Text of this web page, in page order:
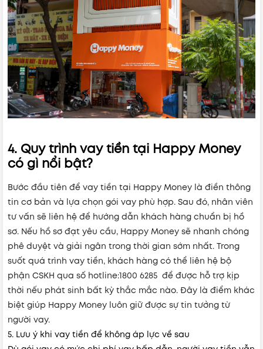
4. Quy trình vay tiền tại Happy Money
có gì nổi bật?
Bước đầu tiên để vay tiền tại Happy Money là điền thông
tin cơ bản và lựa chọn gói vay phù hợp. Sau đó, nhân viên
tư vấn sẽ liên hệ để hướng dẫn khách hàng chuẩn bị hồ
sơ. Nếu hồ sơ đạt yêu cầu, Happy Money sẽ nhanh chóng
phê duyệt và giải ngân trong thời gian sớm nhất. Trong
suốt quá trình vay tiền, khách hàng có thể liên hệ bộ
phận CSKH qua số hotline:1800 6285 để được hỗ trợ kịp
thời nếu phát sinh bất kỳ thắc mắc nào. Đây là điểm khác
biệt giúp Happy Money luôn giữ được sự tin tưởng từ
người vay.
5. Lưu ý khi vay tiền để không áp lực về sau